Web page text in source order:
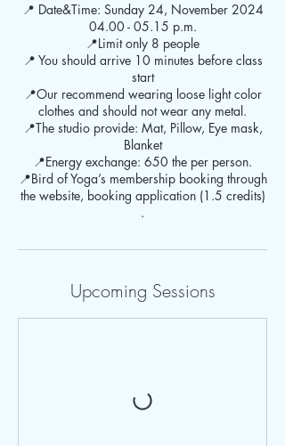
📍 Date&Time: Sunday 24, November 2024
04.00 - 05.15 p.m.
📍Limit only 8 people
📍 You should arrive 10 minutes before class
start
📍Our recommend wearing loose light color
clothes and should not wear any metal.
📍The studio provide: Mat, Pillow, Eye mask,
Blanket
📍Energy exchange: 650 the per person.
📍Bird of Yoga’s membership booking through
the website, booking application (1.5 credits)
.
Upcoming Sessions